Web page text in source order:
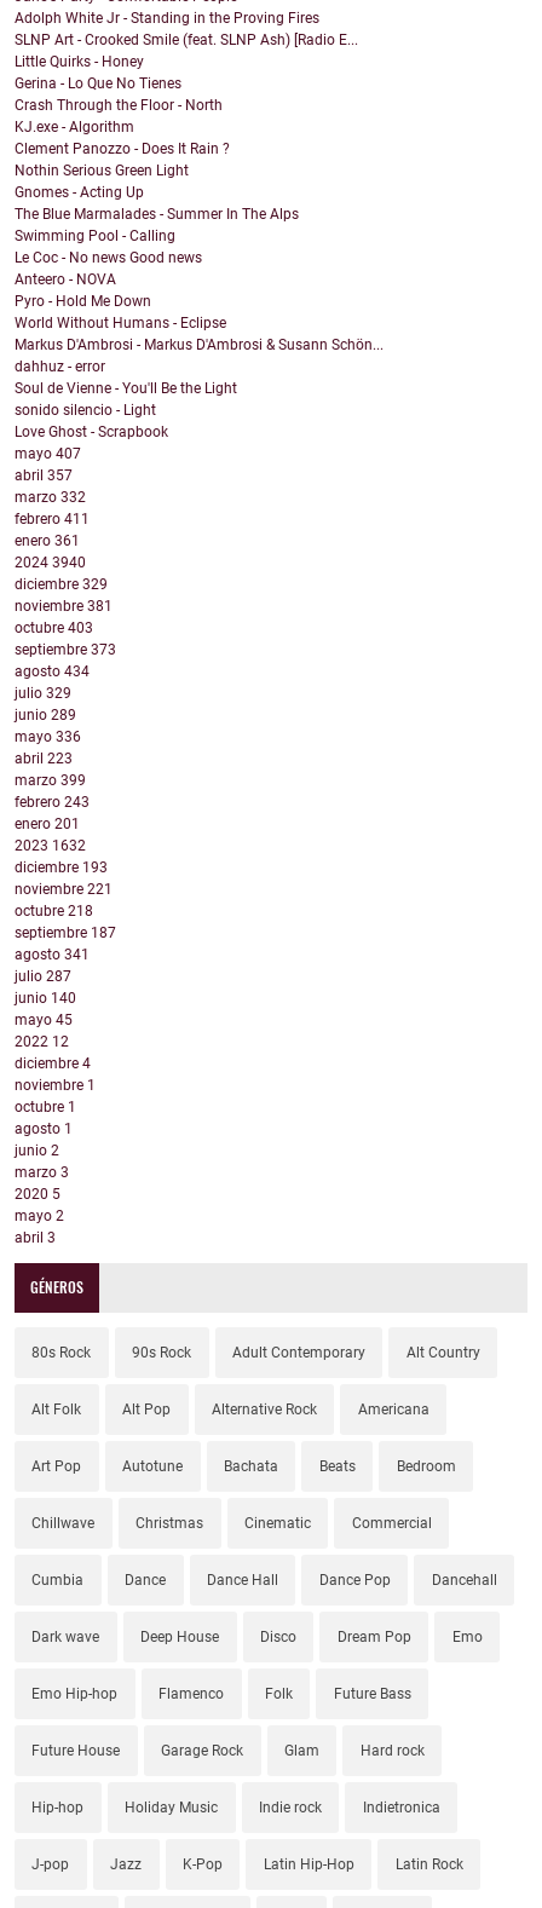
Adolph White Jr - Standing in the Proving Fires
SLNP Art - Crooked Smile (feat. SLNP Ash) [Radio E...
Little Quirks - Honey
Gerina - Lo Que No Tienes
Crash Through the Floor - North
KJ.exe - Algorithm
Clement Panozzo - Does It Rain ?
Nothin Serious Green Light
Gnomes - Acting Up
The Blue Marmalades - Summer In The Alps
Swimming Pool - Calling
Le Coc - No news Good news
Anteero - NOVA
Pyro - Hold Me Down
World Without Humans - Eclipse
Markus D'Ambrosi - Markus D'Ambrosi & Susann Schön...
dahhuz - error
Soul de Vienne - You'll Be the Light
sonido silencio - Light
Love Ghost - Scrapbook
mayo 407
abril 357
marzo 332
febrero 411
enero 361
2024 3940
diciembre 329
noviembre 381
octubre 403
septiembre 373
agosto 434
julio 329
junio 289
mayo 336
abril 223
marzo 399
febrero 243
enero 201
2023 1632
diciembre 193
noviembre 221
octubre 218
septiembre 187
agosto 341
julio 287
junio 140
mayo 45
2022 12
diciembre 4
noviembre 1
octubre 1
agosto 1
junio 2
marzo 3
2020 5
mayo 2
abril 3
GÉNEROS
80s Rock 90s Rock Adult Contemporary Alt Country
Alt Folk Alt Pop Alternative Rock Americana
Art Pop Autotune Bachata Beats Bedroom
Chillwave Christmas Cinematic Commercial
Cumbia Dance Dance Hall Dance Pop Dancehall
Dark wave Deep House Disco Dream Pop Emo
Emo Hip-hop Flamenco Folk Future Bass
Future House Garage Rock Glam Hard rock
Hip-hop Holiday Music Indie rock Indietronica
J-pop Jazz K-Pop Latin Hip-Hop Latin Rock